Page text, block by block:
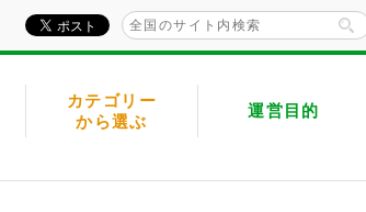
カテゴリー
から選ぶ
運営目的